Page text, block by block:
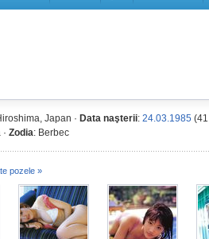
Japan · Data naşterii: 24.03.1985 (41
Zodia: Berbec
pozele »